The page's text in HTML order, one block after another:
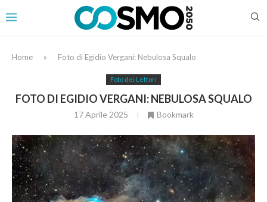
Home » Foto di Egidio Vergani: Nebulosa Squalo
Foto dei Lettori
FOTO DI EGIDIO VERGANI: NEBULOSA SQUALO
17 Aprile 2025 Bookmark